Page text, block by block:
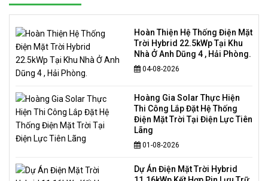
Hoàn Thiện Hệ Thống Điện Mặt
Trời Hybrid 22.5kWp Tại Khu
Nhà Ở Anh Dũng 4 , Hải Phòng.
04-08-2026
Hoàng Gia Solar Thực Hiện
Thi Công Lắp Đặt Hệ Thống
Điện Mặt Trời Tại Điện Lực Tiên
Lãng
01-08-2026
Dự Án Điện Mặt Trời Hybrid